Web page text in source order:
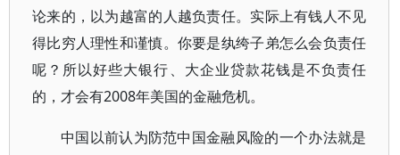
论来的，以为越富的人越负责任。实际上有钱人不见
得比穷人理性和谨慎。你要是纨绔子弟怎么会负责任
呢？所以好些大银行、大企业贷款花钱是不负责任
的，才会有2008年美国的金融危机。
中国以前认为防范中国金融风险的一个办法就是